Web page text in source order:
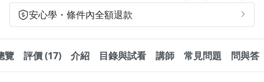
安心學・條件內全額退款
覽 評價 (17) 介紹 目錄與試看 講師 常見問題 問與答